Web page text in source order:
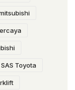
Toyota